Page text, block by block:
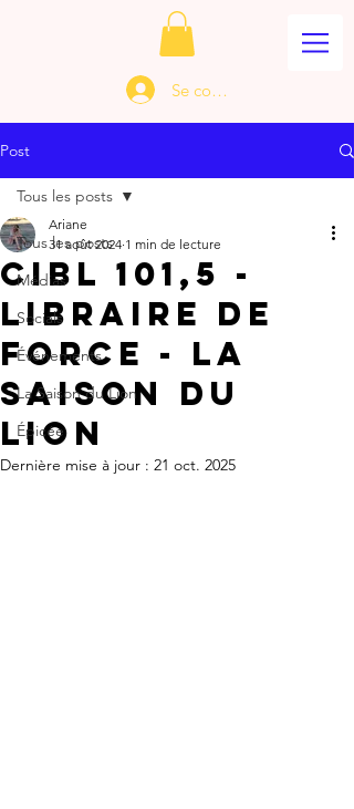
Se connecter
Post
Tous les posts
Médias
Socials
Événements
La Saison du Lion
Épicée
Tous les posts
CIBL 101,5 -
Libraire de
force - La
Saison du
Lion
Ariane
31 août 2024 1 min de lecture
Dernière mise à jour : 21 oct. 2025